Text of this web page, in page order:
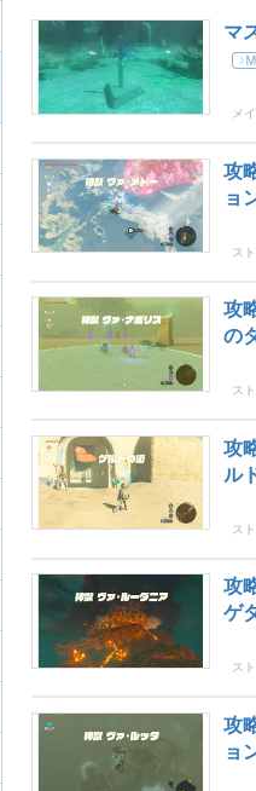
マ
メ
攻
ョ
ス
攻
の
ス
攻
ル
ス
攻
ゲ
ス
攻
ョ